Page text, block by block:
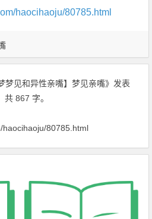
haocihaoju/80785.html
梦见和异性亲嘴】梦见亲嘴》 发表
共 867 字。
haocihaoju/80785.html